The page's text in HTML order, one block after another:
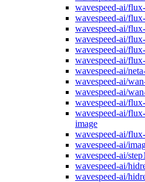
wavespeed-ai/
wavespeed-ai/
wavespeed-ai/
wavespeed-ai/
wavespeed-ai/
wavespeed-ai/
wavespeed-ai/
wavespeed-ai/
wavespeed-ai/
wavespeed-ai/
wavespeed-ai/
image
wavespeed-ai/
wavespeed-ai/
wavespeed-ai/
wavespeed-ai/
wavespeed-ai/